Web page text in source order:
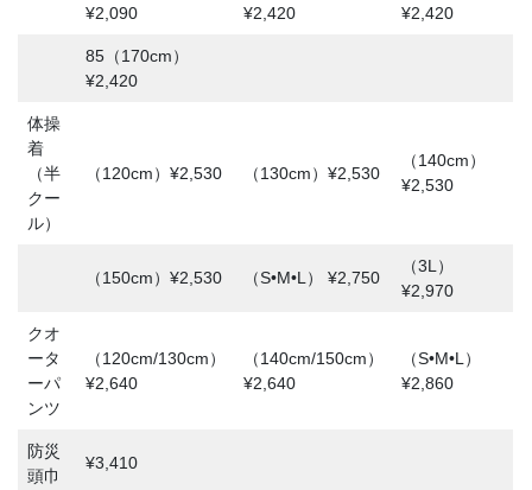
¥2,090
¥2,420
¥2,420
85（170cm）
¥2,420
体操
着
（半
クー
ル）
（120cm）¥2,530 （130cm）¥2,530
（140cm）
¥2,530
（150cm）¥2,530 （S•M•L） ¥2,750
（3L）
¥2,970
クオ
ータ
ーパ
ンツ
（120cm/130cm）
¥2,640
（140cm/150cm）
¥2,640
（S•M•L）
¥2,860
防災
頭巾
¥3,410